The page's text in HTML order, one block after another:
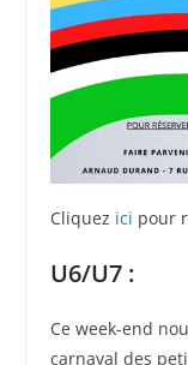
Cliquez ici pour
U6/U7 :
Ce week-end
carnaval des